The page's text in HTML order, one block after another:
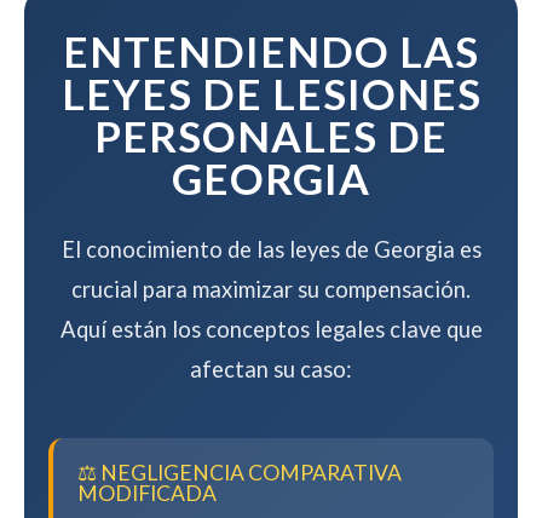
ENTENDIENDO LAS
LEYES DE LESIONES
PERSONALES DE
GEORGIA
El conocimiento de las leyes de Georgia es
crucial para maximizar su compensación.
Aquí están los conceptos legales clave que
afectan su caso:
⚖️ NEGLIGENCIA COMPARATIVA
MODIFICADA